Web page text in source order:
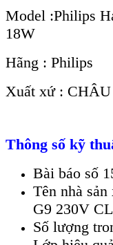
Model :Philips
18W
Hãng : Philips
Xuất xứ :
Thông số kỹ
Bài báo số
Tên nhà
G9 230V
Số lượng